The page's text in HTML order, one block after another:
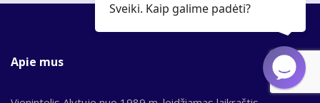
Apie mus
Sveiki. Kaip galime padėti?